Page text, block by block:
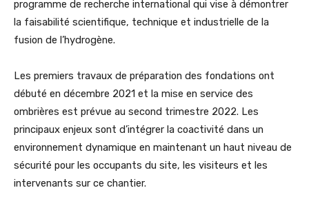
programme de recherche international qui vise à démontrer
la faisabilité scientifique, technique et industrielle de la
fusion de l’hydrogène.
Les premiers travaux de préparation des fondations ont
débuté en décembre 2021 et la mise en service des
ombrières est prévue au second trimestre 2022. Les
principaux enjeux sont d’intégrer la coactivité dans un
environnement dynamique en maintenant un haut niveau de
sécurité pour les occupants du site, les visiteurs et les
intervenants sur ce chantier.